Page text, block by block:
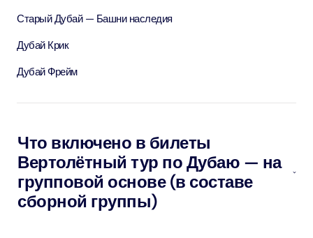
Старый Дубай — Башни наследия
Дубай Крик
Дубай Фрейм
Что включено в билеты
Вертолётный тур по Дубаю — на
групповой основе (в составе
сборной группы)